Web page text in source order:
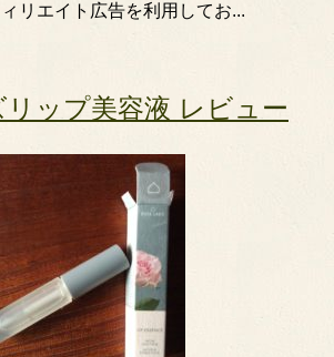
リエイト広告を利用してお...
リップ美容液 レビュー